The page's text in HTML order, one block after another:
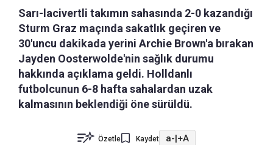
Sarı-lacivertli takımın sahasında 2-0 kazandığı
Sturm Graz maçında sakatlık geçiren ve
30'uncu dakikada yerini Archie Brown'a bırakan
Jayden Oosterwolde'nin sağlık durumu
hakkında açıklama geldi. Holldanlı
futbolcunun 6-8 hafta sahalardan uzak
kalmasının beklendiği öne sürüldü.
Özetle Kaydet a-|+A